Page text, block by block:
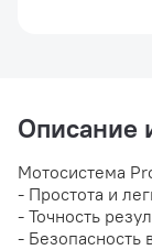
Описание
Мотосистема
- Простота и
- Точность
- Безопасность